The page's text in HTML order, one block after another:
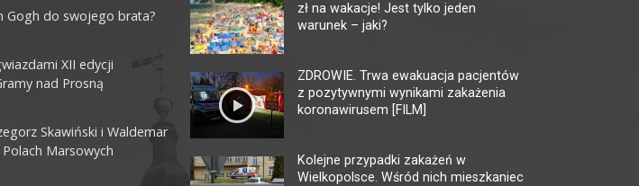
Gogh do swojego brata?
XII edycji
nad Prosną
Skawiński i Waldemar
Marsowych
zł na wakacje! Jest tylko jeden
warunek – jaki?
ZDROWIE. Trwa ewakuacja pacjentów
z pozytywnymi wynikami zakażenia
koronawirusem [FILM]
Kolejne przypadki zakażeń w
Wielkopolsce. Wśród nich mieszkaniec